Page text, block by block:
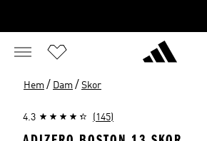
Hem / Dam / Skor
4.3 (145)